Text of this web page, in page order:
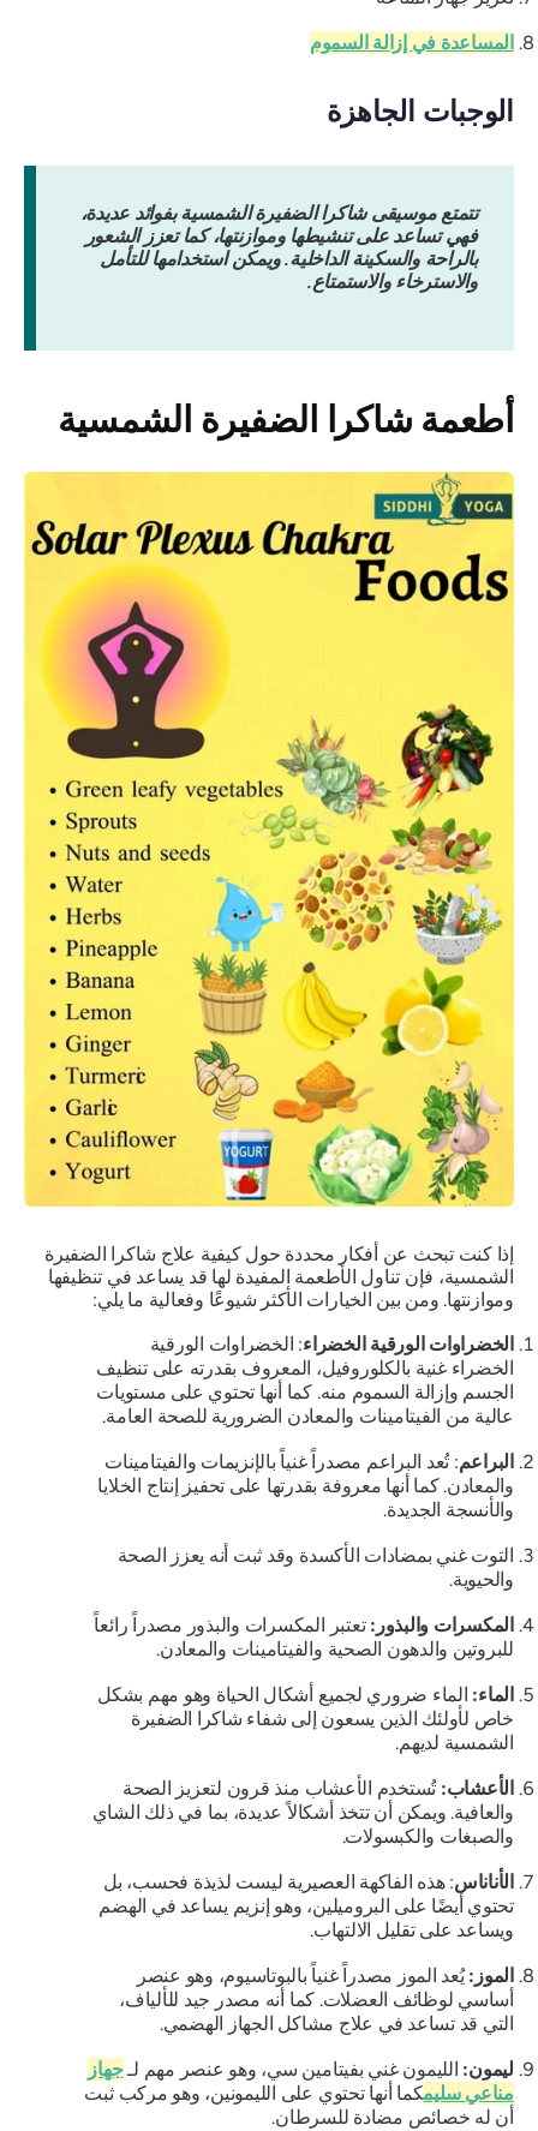
المساعدة في إزالة السموم
الوجبات الجاهزة
تتمتع موسيقى شاكرا الضفيرة الشمسية بفوائد عديدة،
فهي تساعد على تنشيطها وموازنتها، كما تعزز الشعور
بالراحة والسكينة الداخلية. ويمكن استخدامها للتأمل
والاسترخاء والاستمتاع.
أطعمة شاكرا الضفيرة الشمسية
إذا كنت تبحث عن أفكار محددة حول كيفية علاج شاكرا الضفيرة
الشمسية، فإن تناول الأطعمة المفيدة لها قد يساعد في تنظيفها
وموازنتها. ومن بين الخيارات الأكثر شيوعًا وفعالية ما يلي:
الخضراوات الورقية الخضراء : الخضراوات الورقية
الخضراء غنية بالكلوروفيل، المعروف بقدرته على تنظيف
الجسم وإزالة السموم منه. كما أنها تحتوي على مستويات
عالية من الفيتامينات والمعادن الضرورية للصحة العامة.
البراعم: تُعد البراعم مصدراً غنياً بالإنزيمات والفيتامينات
والمعادن. كما أنها معروفة بقدرتها على تحفيز إنتاج الخلايا
والأنسجة الجديدة.
التوت غني بمضادات الأكسدة وقد ثبت أنه يعزز الصحة
والحيوية.
المكسرات والبذور:تعتبر المكسرات والبذور مصدراً رائعاً
للبروتين والدهون الصحية والفيتامينات والمعادن.
الماء:الماء ضروري لجميع أشكال الحياة وهو مهم بشكل
خاص لأولئك الذين يسعون إلى شفاء شاكرا الضفيرة
الشمسية لديهم.
الأعشاب:تُستخدم الأعشاب منذ قرون لتعزيز الصحة
والعافية. ويمكن أن تتخذ أشكالاً عديدة، بما في ذلك الشاي
والصبغات والكبسولات.
الأناناس: هذه الفاكهة العصيرية ليست لذيذة فحسب، بل
تحتوي أيضًا على البروميلين، وهو إنزيم يساعد في الهضم
ويساعد على تقليل الالتهاب.
الموز: يُعد الموز مصدراً غنياً بالبوتاسيوم، وهو عنصر
أساسي لوظائف العضلات. كما أنه مصدر جيد للألياف،
التي قد تساعد في علاج مشاكل الجهاز الهضمي.
ليمون:الليمون غني بفيتامين سي، وهو عنصر مهم لـجهاز
مناعي سليمكما أنها تحتوي على الليمونين، وهو مركب ثبت
أن له خصائص مضادة للسرطان.